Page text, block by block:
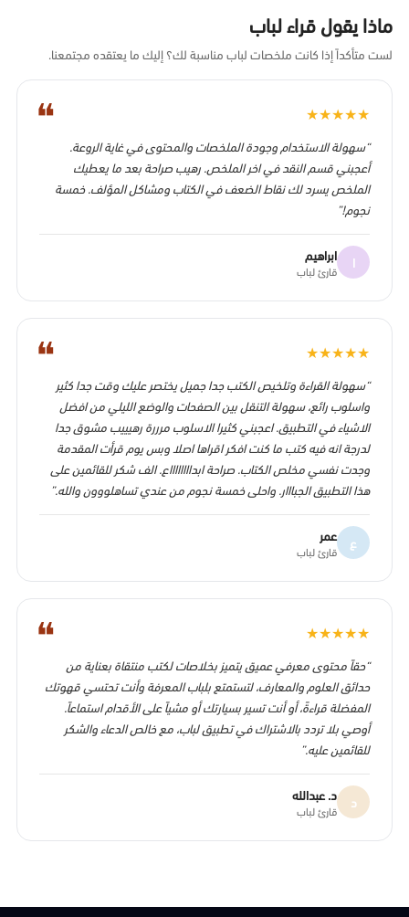
ماذا يقول قراء لباب
لست متأكداً إذا كانت ملخصات لباب مناسبة لك؟ إليك ما يعتقده مجتمعنا.
❝ ★
★
★
★
★
“سهولة الاستخدام وجودة الملخصات والمحتوى في غاية الروعة.
أعجبني قسم النقد في اخر الملخص. رهيب صراحة بعد ما يعطيك
الملخص يسرد لك نقاط الضعف في الكتاب ومشاكل المؤلف. خمسة
نجوم!”
ا ابراهيم
قارئ لباب
❝ ★
★
★
★
★
“سهولة القراءة وتلخيص الكتب جدا جميل يختصر عليك وقت جدا كثير
واسلوب رائع، سهولة التنقل بين الصفحات والوضع الليلي من افضل
الاشياء في التطبيق. اعجبني كثيرا الاسلوب مرررة رهيييب مشوق جدا
لدرجة انه فيه كتب ما كنت افكر اقراها اصلا وبس يوم قرأت المقدمة
وجدت نفسي مخلص الكتاب. صراحة ابدااااااااع. الف شكر للقائمين على
هذا التطبيق الجبااار. واحلى خمسة نجوم من عندي تساهلووون والله.”
ع عمر
قارئ لباب
❝ ★
★
★
★
★
“حقاً محتوى معرفي عميق يتميز بخلاصات لكتب منتقاة بعناية من
حدائق العلوم والمعارف، لتستمتع بلباب المعرفة وأنت تحتسي قهوتك
المفضلة قراءةً، أو أنت تسير بسيارتك أو مشياً على الأقدام استماعاً.
أوصي بلا تردد بالاشتراك في تطبيق لباب، مع خالص الدعاء والشكر
للقائمين عليه.”
د د. عبدالله
قارئ لباب